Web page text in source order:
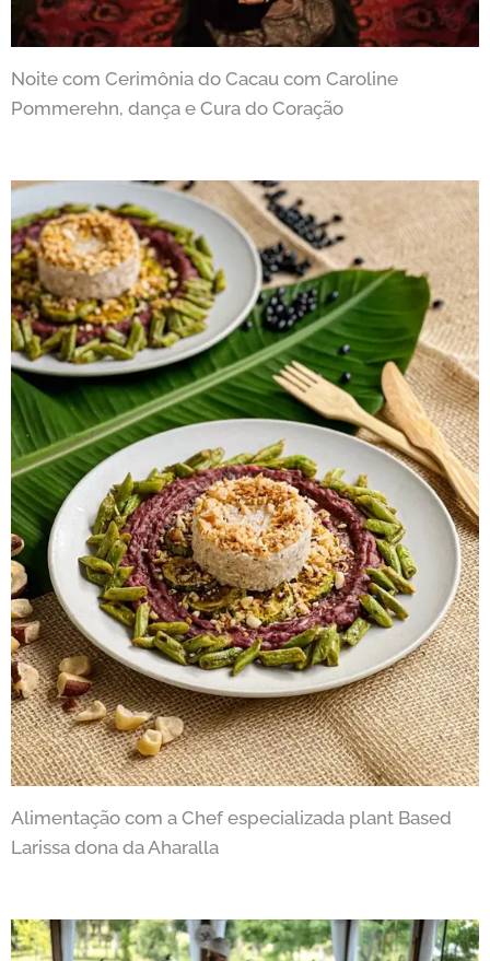
Noite com Cerimônia do Cacau com Caroline
Pommerehn, dança e Cura do Coração
Alimentação com a Chef especializada plant Based
Larissa dona da Aharalla